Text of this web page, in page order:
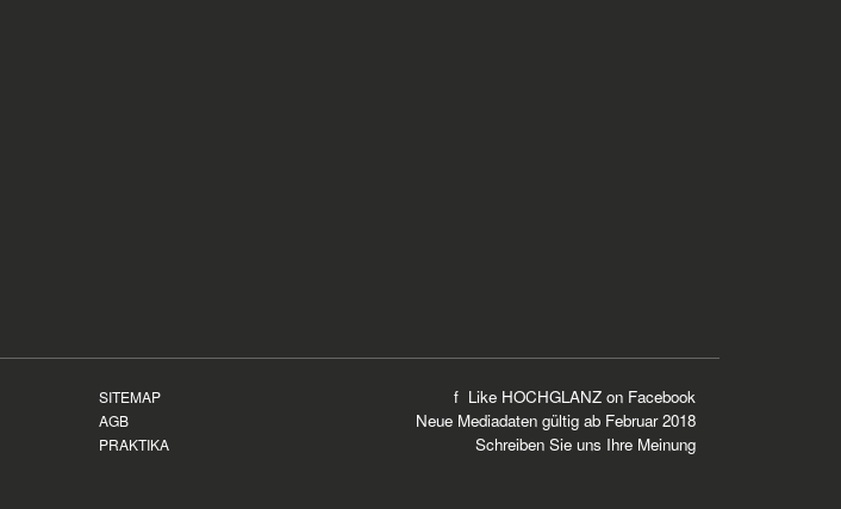
SITEMAP
AGB
PRAKTIKA
f Like HOCHGLANZ on Facebook
Neue Mediadaten gültig ab Februar 2018
Schreiben Sie uns Ihre Meinung